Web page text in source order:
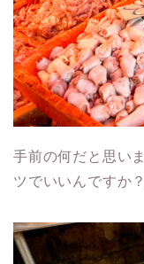
手前の何だと思い
ツでいいんですか